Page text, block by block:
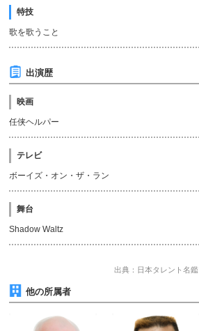
特技
歌を歌うこと
出演歴
映画
任侠ヘルパー
テレビ
ボーイズ・オン・ザ・ラン
舞台
Shadow Waltz
出典：日本タレント名鑑
他の所属者